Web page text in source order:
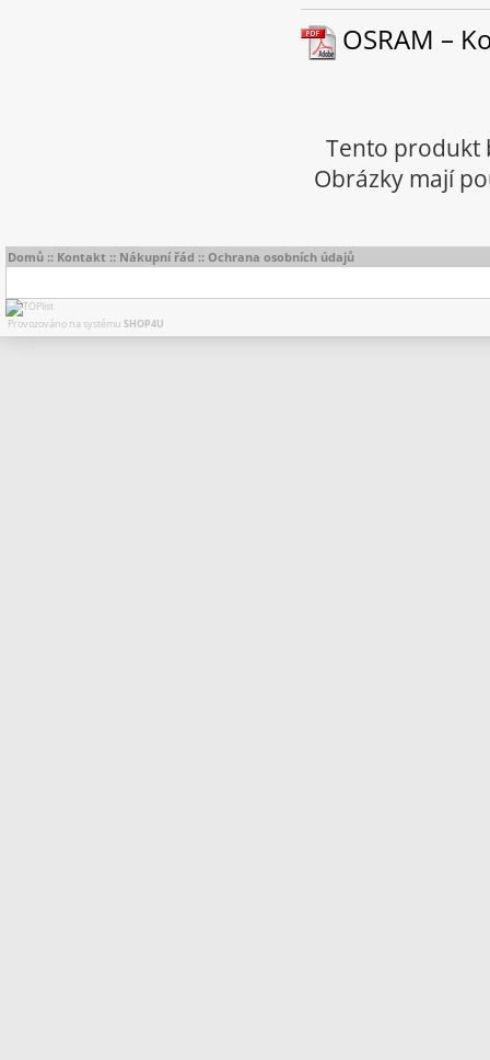
OSRAM –
Tento produkt
Obrázky mají
Domů :: Kontakt :: Nákupní řád :: Ochrana osobních údajů
Provozováno na systému SHOP4U